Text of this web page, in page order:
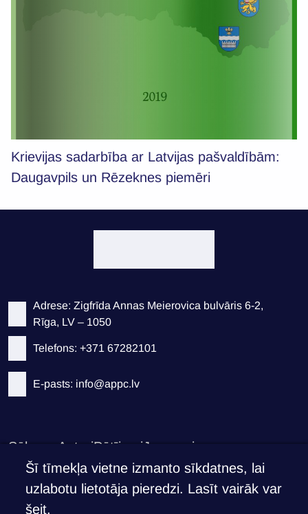
Krievijas sadarbība ar Latvijas pašvaldībām:
Daugavpils un Rēzeknes piemēri
Adrese: Zigfrīda Annas Meierovica bulvāris 6-2,
Rīga, LV – 1050
Telefons: +371 67282101
E-pasts: info@appc.lv
Sākums AutoriPētījumiJaunumi
Privātuma politika
Atbalsti APPC
Šī tīmekļa vietne izmanto sīkdatnes, lai
uzlabotu lietotāja pieredzi. Lasīt vairāk var
šeit.